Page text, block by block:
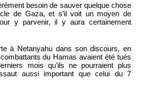
besoin de sauver quelque chose
de Gaza, et s’il voit un moyen de
y parvenir, il y aura certainement
à Netanyahu dans son discours, en
du Hamas avaient été tués
mois qu’ils ne pourraient plus
aussi important que celui du 7